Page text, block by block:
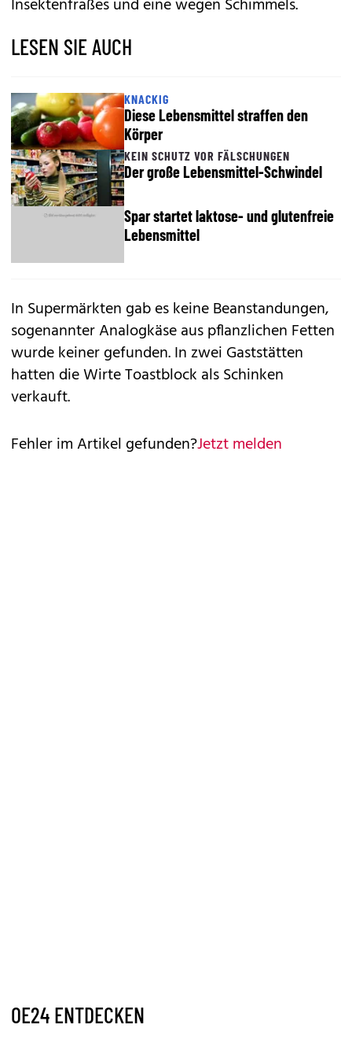
Insektenfraßes und eine wegen Schimmels.
LESEN SIE AUCH
KNACKIG
Diese Lebensmittel straffen den
Körper
KEIN SCHUTZ VOR FÄLSCHUNGEN
Der große Lebensmittel-Schwindel
Spar startet laktose- und glutenfreie
Lebensmittel
In Supermärkten gab es keine Beanstandungen,
sogenannter Analogkäse aus pflanzlichen Fetten
wurde keiner gefunden. In zwei Gaststätten
hatten die Wirte Toastblock als Schinken
verkauft.
Fehler im Artikel gefunden?Jetzt melden
OE24 ENTDECKEN